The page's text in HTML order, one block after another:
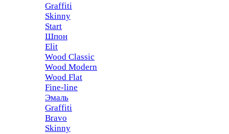
Graffiti
Skinny
Start
Шпон
Elit
Wood Classic
Wood Modern
Wood Flat
Fine-line
Эмаль
Graffiti
Bravo
Skinny